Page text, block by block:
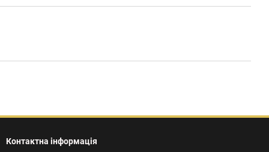
Контактна інформація